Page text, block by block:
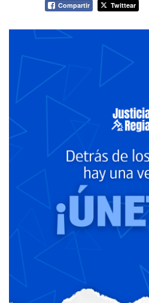
Compartir Twittear